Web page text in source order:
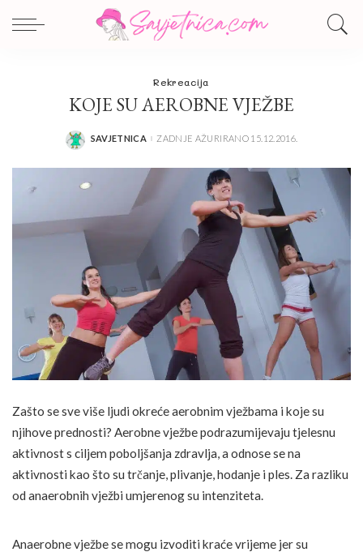
Rekreacija
KOJE SU AEROBNE VJEŽBE
POSTED
SAVJETNICA ZADNJE AŽURIRANO 15.12.2016.
Zašto se sve više ljudi okreće aerobnim vježbama i koje su
njihove prednosti? Aerobne vježbe podrazumijevaju tjelesnu
aktivnost s ciljem poboljšanja zdravlja, a odnose se na
aktivnosti kao što su trčanje, plivanje, hodanje i ples. Za razliku
od anaerobnih vježbi umjerenog su intenziteta.
Anaerobne vježbe se mogu izvoditi kraće vrijeme jer su